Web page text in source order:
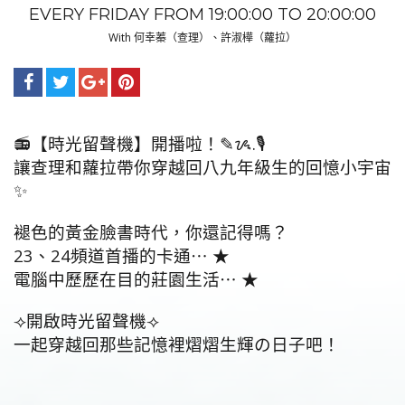
EVERY FRIDAY FROM 19:00:00 TO 20:00:00
With 何幸蓁（查理）、許淑樺（蘿拉）
📻【時光留聲機】開播啦！✎ᝰ.🎙️
讓查理和蘿拉帶你穿越回八九年級生的回憶小宇宙
✨
褪色的黃金臉書時代，你還記得嗎？
23、24頻道首播的卡通⋯ ★‌
電腦中歷歷在目的莊園生活⋯ ★‌
⟢開啟時光留聲機⟢
一起穿越回那些記憶裡熠熠生輝の日子吧！